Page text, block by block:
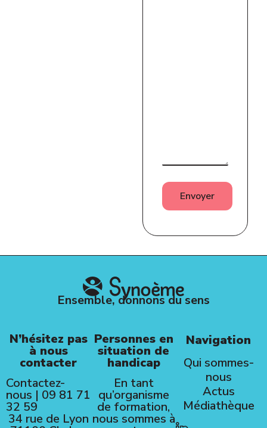
Ensemble, donnons du sens
N’hésitez pas
à nous
contacter
Contactez-
nous | 09 81 71
32 59
34 rue de Lyon
Personnes en
situation de
handicap
En tant
qu’organisme
de formation,
nous sommes à
Navigation
Qui sommes-
nous
Actus
Médiathèque